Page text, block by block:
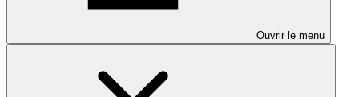
Ouvrir le menu